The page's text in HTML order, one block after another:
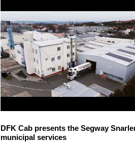
DFK Cab presents the Segway
municipal services